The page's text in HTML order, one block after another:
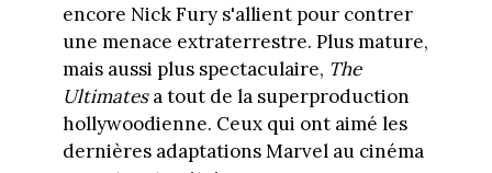
encore Nick Fury s'allient pour contrer
une menace extraterrestre. Plus mature,
mais aussi plus spectaculaire, The
Ultimatesa tout de la superproduction
hollywoodienne. Ceux qui ont aimé les
dernières adaptations Marvel au cinéma